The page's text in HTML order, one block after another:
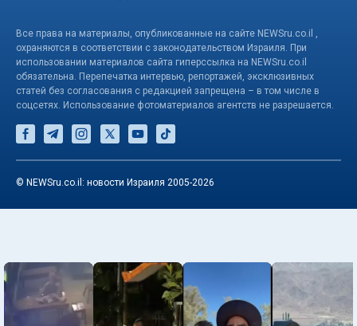
Все права на материалы, опубликованные на сайте NEWSru.co.il ,
охраняются в соответствии с законодательством Израиля. При
использовании материалов сайта гиперссылка на NEWSru.co.il
обязательна. Перепечатка интервью, репортажей, эксклюзивных
статей без согласования с редакцией запрещена – в том числе в
соцсетях. Использование фотоматериалов агентств не разрешается.
© NEWSru.co.il: новости Израиля 2005-2026